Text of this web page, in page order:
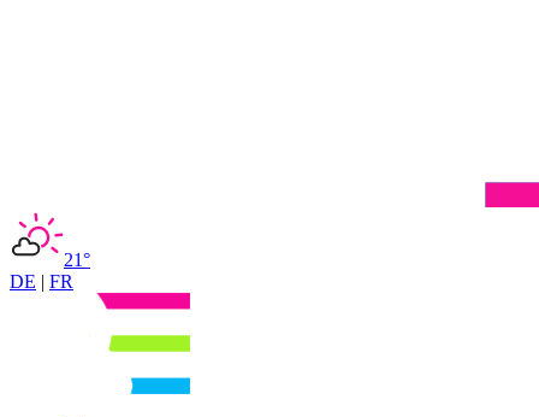
21°
DE | FR